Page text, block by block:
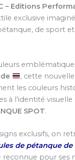
– Editions
exclusive
de sport
, cette
les couleurs
à l’identité
SPOT.
exclusifs, on
de pétanque
reconnue pour ses